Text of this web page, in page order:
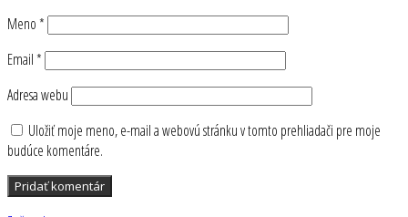
Meno*
Email*
Adresa webu
Uložiť moje meno, e-mail a webovú stránku v tomto prehliadači pre moje
budúce komentáre.